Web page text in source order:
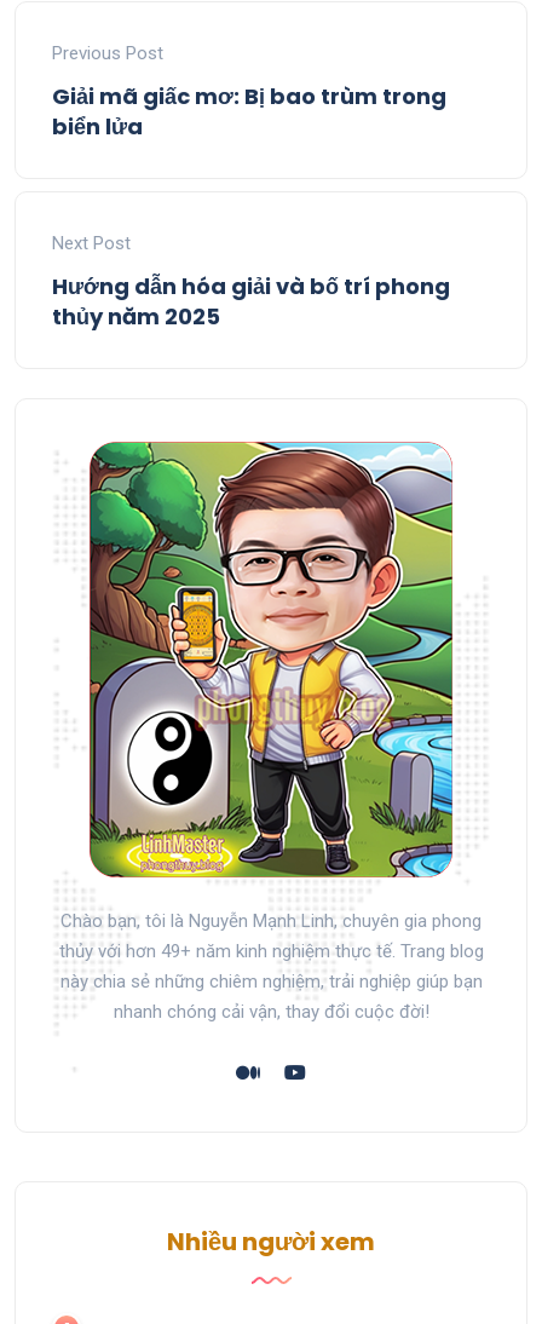
Previous Post
Giải mã giấc mơ: Bị bao trùm trong
biển lửa
Next Post
Hướng dẫn hóa giải và bố trí phong
thủy năm 2025
Chào bạn, tôi là Nguyễn Mạnh Linh, chuyên gia phong
thủy với hơn 49+ năm kinh nghiệm thực tế. Trang blog
này chia sẻ những chiêm nghiệm, trải nghiệp giúp bạn
nhanh chóng cải vận, thay đổi cuộc đời!
Nhiều người xem